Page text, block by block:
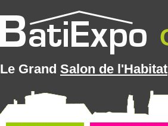
Le Grand Salon de l'Habitat